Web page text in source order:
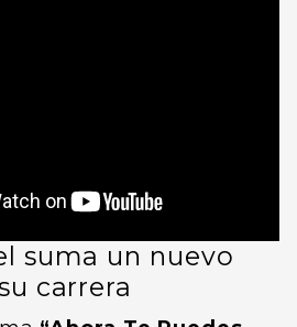
suma un nuevo
carrera